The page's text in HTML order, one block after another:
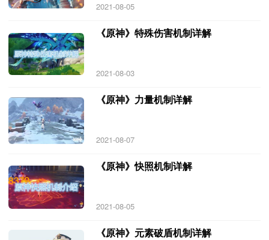
2021-08-05
《原神》特殊伤害机制详解
2021-08-03
《原神》力量机制详解
2021-08-07
《原神》快照机制详解
2021-08-05
《原神》元素破盾机制详解